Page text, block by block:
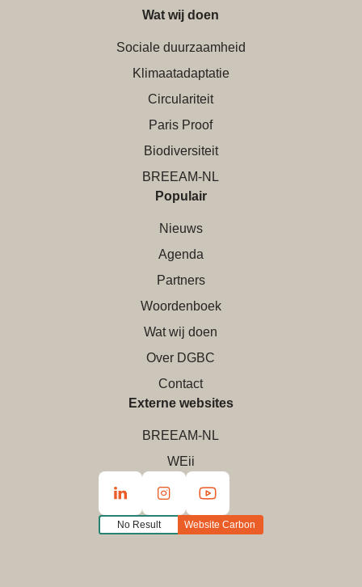
Wat wij doen
Sociale duurzaamheid
Klimaatadaptatie
Circulariteit
Paris Proof
Biodiversiteit
BREEAM-NL
Populair
Nieuws
Agenda
Partners
Woordenboek
Wat wij doen
Over DGBC
Contact
Externe websites
BREEAM-NL
WEii
No Result Website Carbon